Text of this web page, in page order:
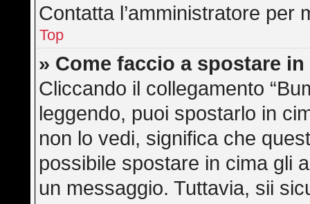
Contatta l’amministratore per
Top
» Come faccio a spostare
Cliccando il collegamento
leggendo, puoi spostarlo in
non lo vedi, significa che
possibile spostare in cima gli
un messaggio. Tuttavia, sii